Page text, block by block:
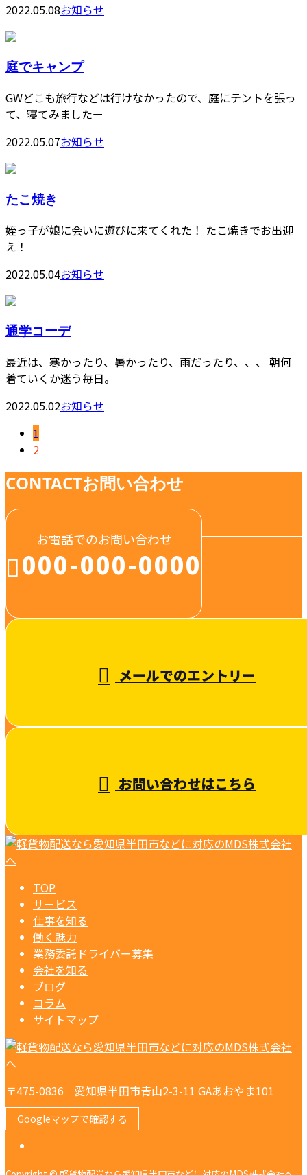
2022.05.08お知らせ
庭でキャンプ
GWどこも旅行などは行けなかったので、庭にテントを張っ
て、寝てみましたー
2022.05.07お知らせ
たこ焼き
姪っ子が娘に会いに遊びに来てくれた！ たこ焼きでお出迎
え！
2022.05.04お知らせ
通学コーデ
最近は、寒かったり、暑かったり、雨だったり、、、 朝何
着ていくか迷う毎日。
2022.05.02お知らせ
1
2
CONTACTお問い合わせ
お電話でのお問い合わせ
000-000-0000
メールでのエントリー
お問い合わせはこちら
TOP
サービス
仕事を知る
働く魅力
業務委託ドライバー募集
会社を知る
ブログ
コラム
サイトマップ
〒475-0836 愛知県半田市青山2-3-11 GAあおやま101
Googleマップで確認する